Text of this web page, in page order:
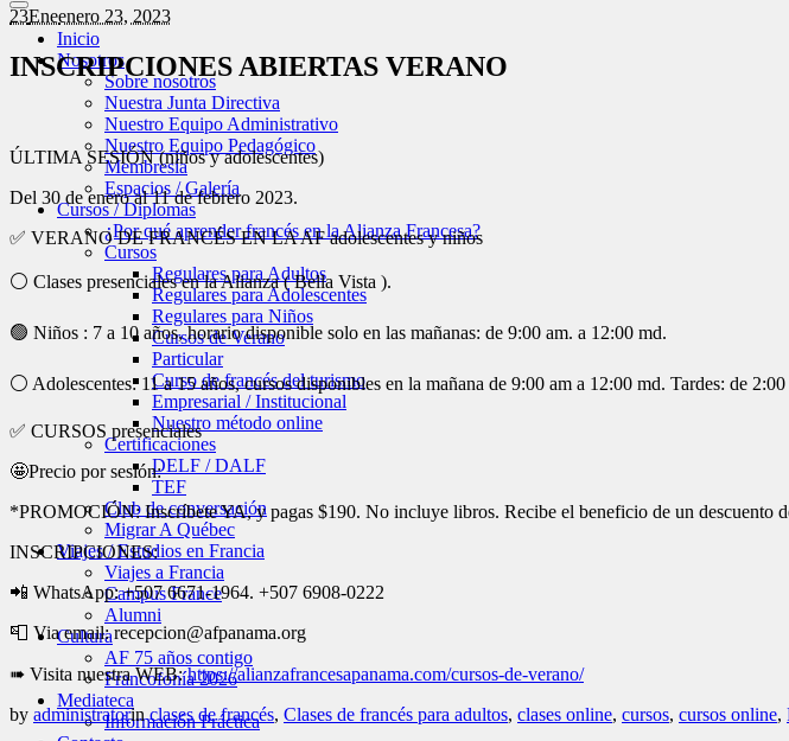
Inicio
Nosotros
Sobre nosotros
Nuestra Junta Directiva
Nuestro Equipo Administrativo
Nuestro Equipo Pedagógico
Membresía
Espacios / Galería
Cursos / Diplomas
¿Por qué aprender francés en la Alianza Francesa?
Cursos
Regulares para Adultos
Regulares para Adolescentes
Regulares para Niños
Cursos de Verano
Particular
Curso de francés del turismo
Empresarial / Institucional
Nuestro método online
Certificaciones
DELF / DALF
TEF
Club de conversación
Migrar A Québec
Viajes / Estudios en Francia
Viajes a Francia
Campus France
Alumni
Cultura
AF 75 años contigo
Francofonía 2026
Mediateca
Información Práctica
23Eneenero 23, 2023
INSCRIPCIONES ABIERTAS VERANO
ÚLTIMA SESIÓN (niños y adolescentes)
Del 30 de enero al 11 de febrero 2023.
✅ VERANO DE FRANCÉS EN LA AF adolescentes y niños
⚪️ Clases presenciales en la Alianza ( Bella Vista ).
🟢 Niños : 7 a 10 años, horario disponible solo en las mañanas: de 9:00 am. a 12:00 md.
⚪️ Adolescentes: 11 a 15 años, cursos disponibles en la mañana de 9:00 am a 12:00 md. Tardes: de
✅ CURSOS presenciales
🤩Precio por sesión:
*PROMOCIÓN: Inscríbete YA, y pagas $190. No incluye libros. Recibe el beneficio de un descuento
INSCRIPCIONES:
📲 WhatsApp: +507 6671-1964. +507 6908-0222
📮 Via email: recepcion@afpanama.org
➠ Visita nuestra WEB:https://alianzafrancesapanama.com/cursos-de-verano/
by administratorinclases de francés, Clases de francés para adultos, clases online, cursos, cursos online,